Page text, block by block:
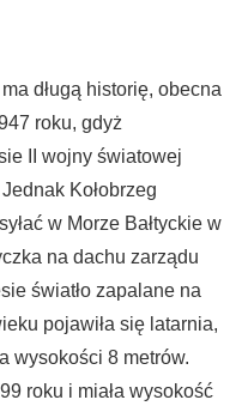
długą historię, obecna
roku, gdyż
II wojny światowej
Kołobrzeg
w Morze Bałtyckie w
na dachu zarządu
światło zapalane na
pojawiła się latarnia,
wysokości 8 metrów.
roku i miała wysokość